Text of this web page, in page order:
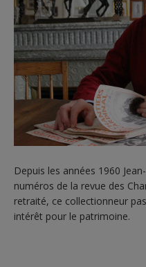
Depuis les années 1960
numéros de la revue des
retraité, ce collectionneur
intérêt pour le patrimoine.